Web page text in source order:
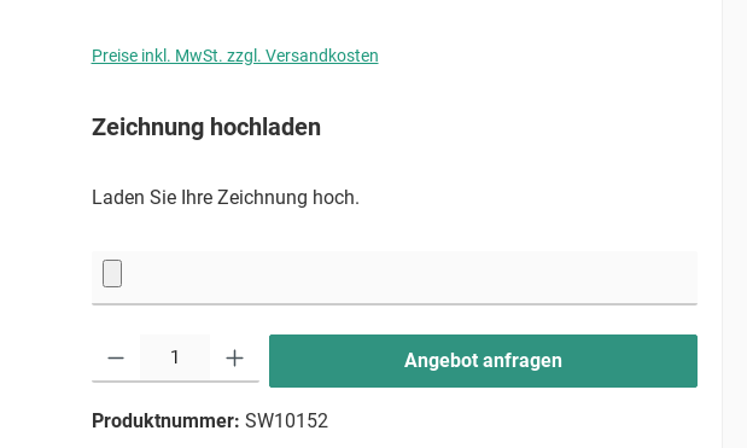
Preise inkl. MwSt. zzgl. Versandkosten
Zeichnung hochladen
Laden Sie Ihre Zeichnung hoch.
Angebot anfragen
Produktnummer: SW10152